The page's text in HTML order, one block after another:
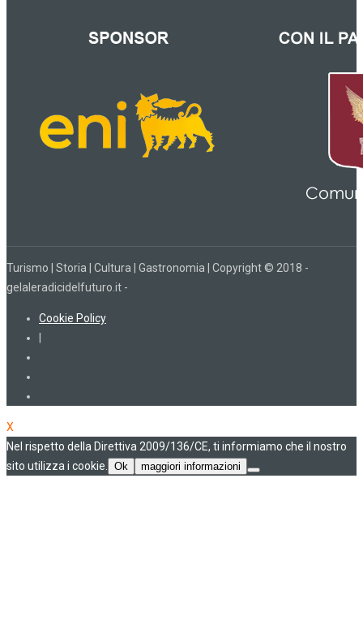
Turismo | Storia | Cultura | Gastronomia | Copyright © 2018 -
gelaleradicidelfuturo.it -
Cookie Policy
|
X
Nel rispetto della Direttiva 2009/136/CE, ti informiamo che il nostro
sito utilizza i cookie.
Ok maggiori informazioni